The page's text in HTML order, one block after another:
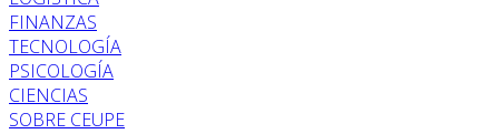
FINANZAS
TECNOLOGÍA
PSICOLOGÍA
CIENCIAS
SOBRE CEUPE